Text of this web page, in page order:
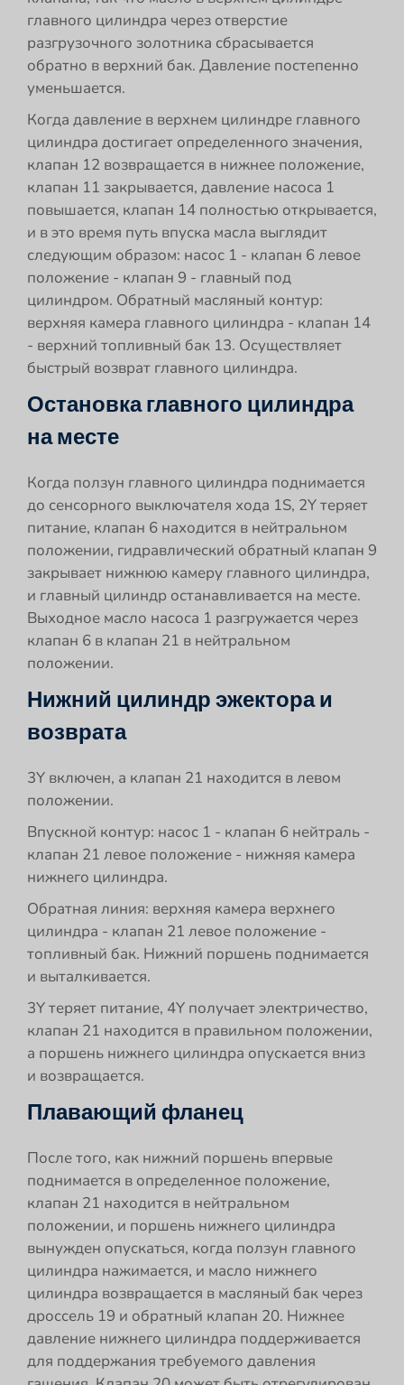
главного цилиндра через отверстие
разгрузочного золотника сбрасывается
обратно в верхний бак. Давление постепенно
уменьшается.
Когда давление в верхнем цилиндре главного
цилиндра достигает определенного значения,
клапан 12 возвращается в нижнее положение,
клапан 11 закрывается, давление насоса 1
повышается, клапан 14 полностью открывается,
и в это время путь впуска масла выглядит
следующим образом: насос 1 - клапан 6 левое
положение - клапан 9 - главный под
цилиндром. Обратный масляный контур:
верхняя камера главного цилиндра - клапан 14
- верхний топливный бак 13. Осуществляет
быстрый возврат главного цилиндра.
Остановка главного цилиндра
на месте
Когда ползун главного цилиндра поднимается
до сенсорного выключателя хода 1S, 2Y теряет
питание, клапан 6 находится в нейтральном
положении, гидравлический обратный клапан 9
закрывает нижнюю камеру главного цилиндра,
и главный цилиндр останавливается на месте.
Выходное масло насоса 1 разгружается через
клапан 6 в клапан 21 в нейтральном
положении.
Нижний цилиндр эжектора и
возврата
3Y включен, а клапан 21 находится в левом
положении.
Впускной контур: насос 1 - клапан 6 нейтраль -
клапан 21 левое положение - нижняя камера
нижнего цилиндра.
Обратная линия: верхняя камера верхнего
цилиндра - клапан 21 левое положение -
топливный бак. Нижний поршень поднимается
и выталкивается.
3Y теряет питание, 4Y получает электричество,
клапан 21 находится в правильном положении,
а поршень нижнего цилиндра опускается вниз
и возвращается.
Плавающий фланец
После того, как нижний поршень впервые
поднимается в определенное положение,
клапан 21 находится в нейтральном
положении, и поршень нижнего цилиндра
вынужден опускаться, когда ползун главного
цилиндра нажимается, и масло нижнего
цилиндра возвращается в масляный бак через
дроссель 19 и обратный клапан 20. Нижнее
давление нижнего цилиндра поддерживается
для поддержания требуемого давления